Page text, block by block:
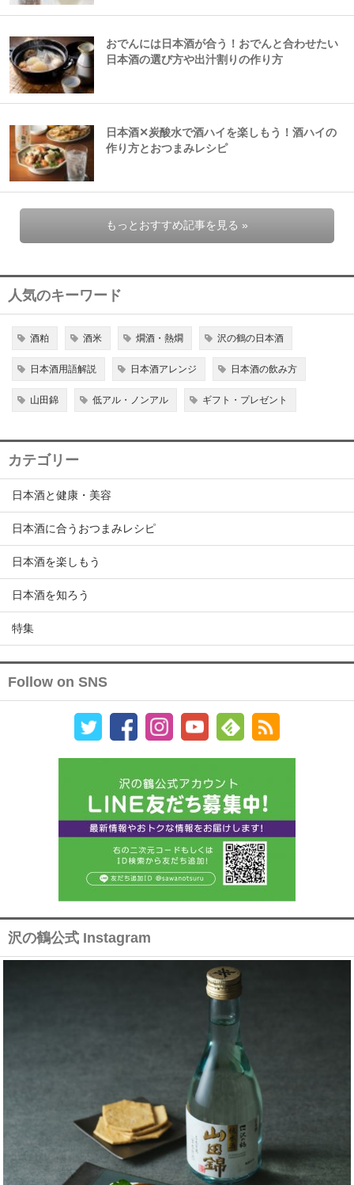
おでんには日本酒が合う！おでんと合わせたい
日本酒の選び方や出汁割りの作り方
日本酒✕炭酸水で酒ハイを楽しもう！酒ハイの
作り方とおつまみレシピ
もっとおすすめ記事を見る »
人気のキーワード
酒粕 酒米 燗酒・熱燗 沢の鶴の日本酒
日本酒用語解説 日本酒アレンジ 日本酒の飲み方
山田錦 低アル・ノンアル ギフト・プレゼント
カテゴリー
日本酒と健康・美容
日本酒に合うおつまみレシピ
日本酒を楽しもう
日本酒を知ろう
特集
Follow on SNS
沢の鶴公式 Instagram